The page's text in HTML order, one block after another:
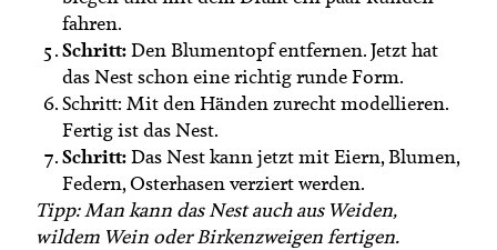
fahren.
Schritt:Den Blumentopf entfernen. Jetzt hat
das Nest schon eine richtig runde Form.
Schritt: Mit den Händen zurecht modellieren.
Fertig ist das Nest.
Schritt:Das Nest kann jetzt mit Eiern, Blumen,
Federn, Osterhasen verziert werden.
Tipp: Man kann das Nest auch aus Weiden,
wildem Wein oder Birkenzweigen fertigen.